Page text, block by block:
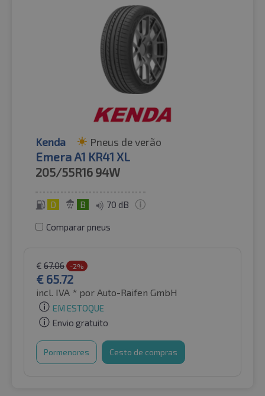
Kenda Pneus de verão
Emera A1 KR41 XL
205/55R16 94W
D B 70 dB
Comparar pneus
€ 67.06 -2%
€ 65.72
incl. IVA * por Auto-Raifen GmbH
EM ESTOQUE
Envio gratuito
Pormenores Cesto de compras